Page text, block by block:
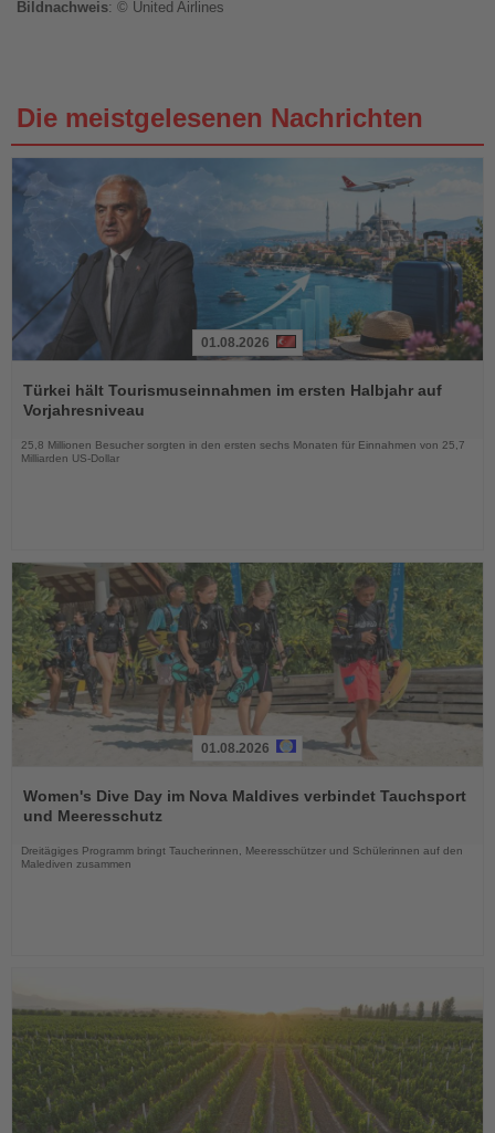
Bildnachweis: © United Airlines
Die meistgelesenen Nachrichten
Sie
die
Nachrichten
01.08.2026
Türkei hält Tourismuseinnahmen im ersten Halbjahr auf
Vorjahresniveau
25,8 Millionen Besucher sorgten in den ersten sechs Monaten für Einnahmen von 25,7
Milliarden US-Dollar
Sie
die
01.08.2026
Women's Dive Day im Nova Maldives verbindet Tauchsport
und Meeresschutz
Dreitägiges Programm bringt Taucherinnen, Meeresschützer und Schülerinnen auf den
Malediven zusammen